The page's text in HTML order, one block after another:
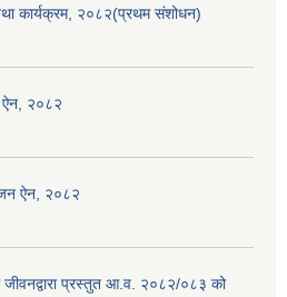
कार्यक्रम, २०८२(प्रथम संशोधन)
ऐन, २०८२
ऐन, २०८२
प्रस्तुत आ.व. २०८२/०८३ को